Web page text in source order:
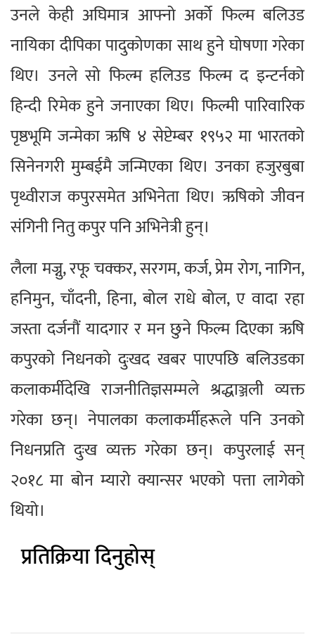
उनले केही अघिमात्र आफ्नो अर्को फिल्म बलिउड
नायिका दीपिका पादुकोणका साथ हुने घोषणा गरेका
थिए। उनले सो फिल्म हलिउड फिल्म द इन्टर्नको
हिन्दी रिमेक हुने जनाएका थिए। फिल्मी पारिवारिक
पृष्ठभूमि जन्मेका ऋषि ४ सेप्टेम्बर १९५२ मा भारतको
सिनेनगरी मुम्बईमै जन्मिएका थिए। उनका हजुरबुबा
पृथ्वीराज कपुरसमेत अभिनेता थिए। ऋषिको जीवन
संगिनी नितु कपुर पनि अभिनेत्री हुन्।
लैला मज्नु, रफू चक्कर, सरगम, कर्ज, प्रेम रोग, नागिन,
हनिमुन, चाँदनी, हिना, बोल राधे बोल, ए वादा रहा
जस्ता दर्जनौं यादगार र मन छुने फिल्म दिएका ऋषि
कपुरको निधनको दुःखद खबर पाएपछि बलिउडका
कलाकर्मीदेखि राजनीतिज्ञसम्मले श्रद्धाञ्जली व्यक्त
गरेका छन्। नेपालका कलाकर्मीहरूले पनि उनको
निधनप्रति दुःख व्यक्त गरेका छन्। कपुरलाई सन्
२०१८ मा बोन म्यारो क्यान्सर भएको पत्ता लागेको
थियो।
प्रतिक्रिया दिनुहोस्